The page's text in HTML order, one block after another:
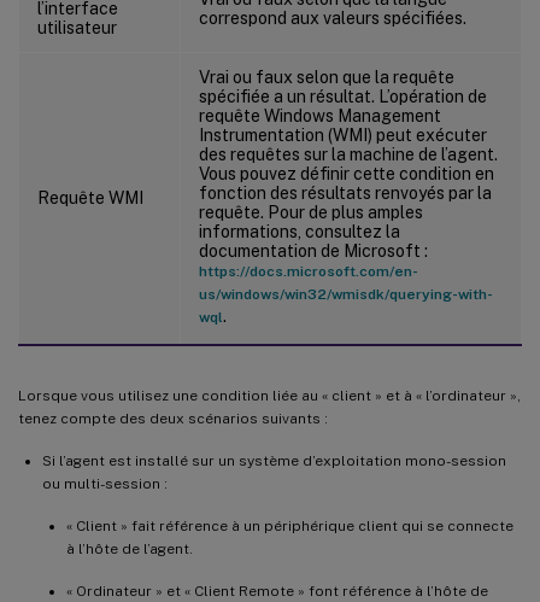
l’interface
utilisateur
correspond aux valeurs spécifiées.
Requête WMI
Vrai ou faux selon que la requête
spécifiée a un résultat. L’opération de
requête Windows Management
Instrumentation (WMI) peut exécuter
des requêtes sur la machine de l’agent.
Vous pouvez définir cette condition en
fonction des résultats renvoyés par la
requête. Pour de plus amples
informations, consultez la
documentation de Microsoft :
https://docs.microsoft.com/en-
us/windows/win32/wmisdk/querying-with-
wql.
Lorsque vous utilisez une condition liée au « client » et à « l’ordinateur »,
tenez compte des deux scénarios suivants :
Si l’agent est installé sur un système d’exploitation mono-session
ou multi-session :
« Client » fait référence à un périphérique client qui se connecte
à l’hôte de l’agent.
« Ordinateur » et « Client Remote » font référence à l’hôte de